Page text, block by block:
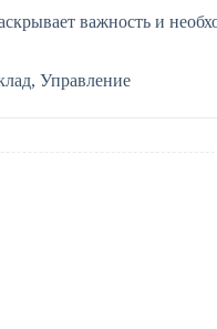
важность и
, Управление